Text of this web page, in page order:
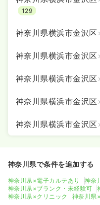
129
神奈川県横浜市金沢区
神奈川県横浜市金沢区
神奈川県横浜市金沢区
神奈川県横浜市金沢区
神奈川県横浜市金沢区
神奈川県で条件を追加する
神奈川県×電子カルテあり
神奈
神奈川県×ブランク・未経験可
神奈川県×クリニック
神奈川県